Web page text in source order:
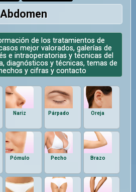
Abdomen
de los tratamientos de
mejor valorados, galerías de
e intraoperatorias y técnicas del
diagnósticos y técnicas, temas de
y cifras y contacto
Nariz Párpado Oreja
Pómulo Pecho Brazo